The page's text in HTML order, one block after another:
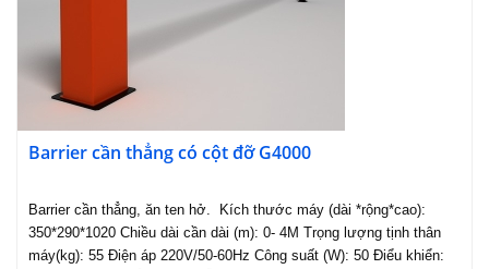
Barrier cần thẳng có cột đỡ G4000
Barrier cần thẳng, ăn ten hở. Kích thước máy (dài *rộng*cao):
350*290*1020 Chiều dài cần dài (m): 0- 4M Trọng lượng tịnh thân
máy(kg): 55 Điện áp 220V/50-60Hz Công suất (W): 50 Điểu khiển: